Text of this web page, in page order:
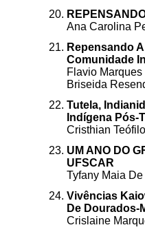
Ana Carolina
Repensando
Comunidade
Flavio
Briseida
Tutela,
Indígena Pós-
Cristhian
UM ANO DO
UFSCAR
Tyfany Maia
Vivências
De Dourados-
Crislaine